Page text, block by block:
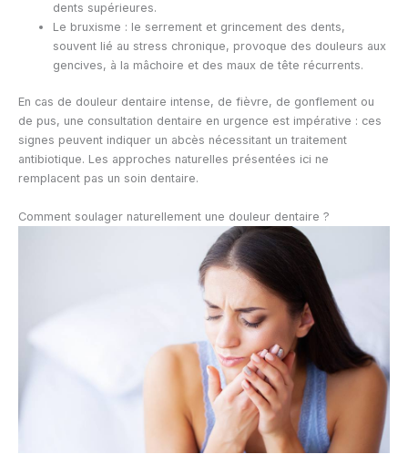
dents supérieures.
Le bruxisme : le serrement et grincement des dents,
souvent lié au stress chronique, provoque des douleurs aux
gencives, à la mâchoire et des maux de tête récurrents.
En cas de douleur dentaire intense, de fièvre, de gonflement ou
de pus, une consultation dentaire en urgence est impérative : ces
signes peuvent indiquer un abcès nécessitant un traitement
antibiotique. Les approches naturelles présentées ici ne
remplacent pas un soin dentaire.
Comment soulager naturellement une douleur dentaire ?